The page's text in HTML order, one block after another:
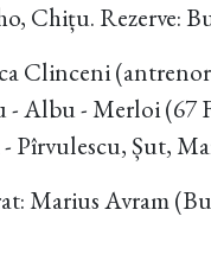
Chițu. Rezerve:
Clinceni
- Albu - Merloi (67
Pîrvulescu, Șut,
Marius Avram